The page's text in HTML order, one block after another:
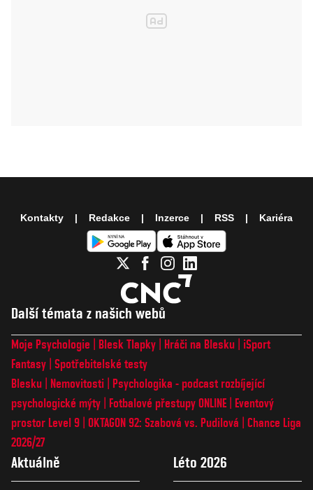
Další témata z našich webů
Moje Psychologie Blesk Tlapky Hráči na Blesku
iSport
Fantasy Spotřebitelské testy
Blesku
Nemovitosti
Psychologika - podcast rozbíjející
psychologické mýty
Fotbalové přestupy ONLINE
Eventový
prostor Level 9 OKTAGON 92: Szabová vs. Pudilová
Chance Liga
2026/27
Aktuálně Léto 2026
Kontakty Redakce Inzerce RSS Kariéra